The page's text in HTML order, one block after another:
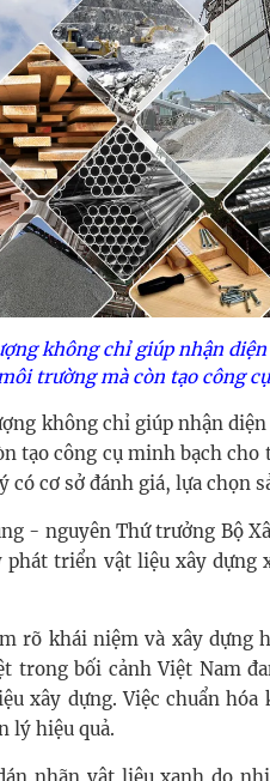
không chỉ giúp nhận
trường mà còn tạo công
không chỉ giúp nhận
tạo công cụ minh bạch
có cơ sở đánh giá, lựa chọn
- nguyên Thứ trưởng Bộ
phát triển vật liệu xây dựng
rõ khái niệm và xây dựng
trong bối cảnh Việt Nam
xây dựng. Việc chuẩn
lý hiệu quả.